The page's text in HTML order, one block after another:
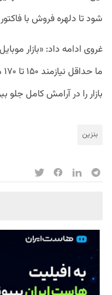
شود تا دلهره فروش با
غروی ادامه داد: «بازار
بازار را در آرامش کامل جلو
بنزین